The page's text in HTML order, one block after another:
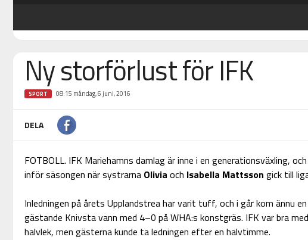
Ny storförlust för IFK
SPORT 08:15 måndag, 6 juni, 2016
DELA
FOTBOLL. IFK Mariehamns damlag är inne i en generationsväxling,
inför säsongen när systrarna Olivia och Isabella Mattsson gick till
Inledningen på årets Upplandstrea har varit tuff, och i går kom ännu
gästande Knivsta vann med 4–0 på WHA:s konstgräs. IFK var bra
halvlek, men gästerna kunde ta ledningen efter en halvtimme.